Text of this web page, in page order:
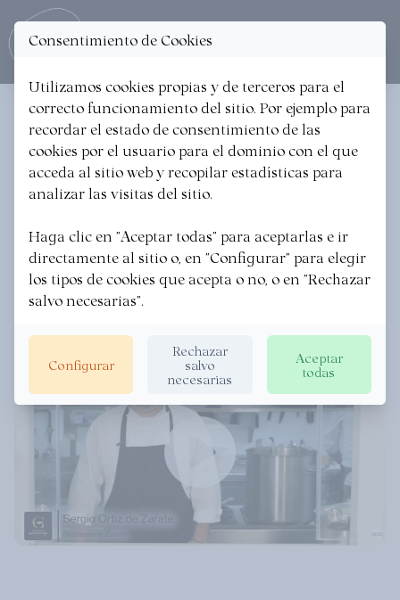
< Volver
CALLOS DE BACALAO A LA
VIZCAINA
Consentimiento de Cookies
Utilizamos cookies propias y de terceros para el
correcto funcionamiento del sitio. Por ejemplo para
recordar el estado de consentimiento de las
cookies por el usuario para el dominio con el que
acceda al sitio web y recopilar estadísticas para
analizar las visitas del sitio.
Haga clic en "Aceptar todas" para aceptarlas e ir
directamente al sitio o, en "Configurar" para elegir
los tipos de cookies que acepta o no, o en "Rechazar
salvo necesarias".
Configurar
Rechazar
salvo
necesarias
Aceptar
todas